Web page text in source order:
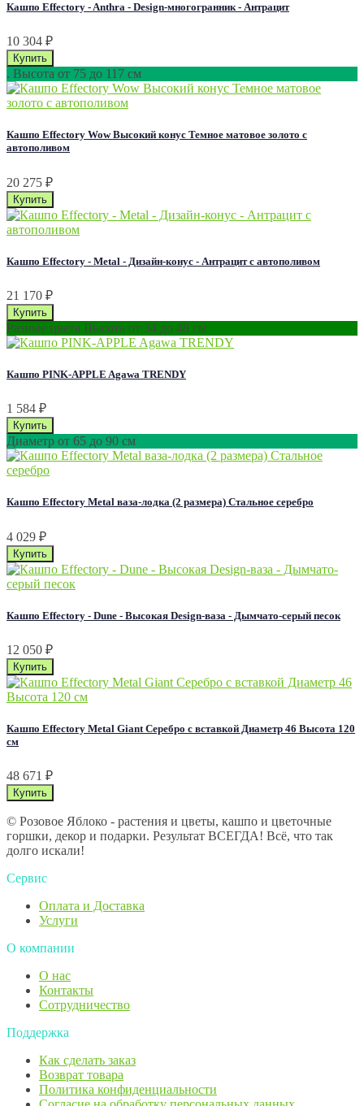
Кашпо Effectory - Anthra - Design-многогранник - Антрацит
10 304 ₽
. Высота от 75 до 117 см
Кашпо Effectory Wow Высокий конус Темное матовое золото с
автополивом
20 275 ₽
Кашпо Effectory - Metal - Дизайн-конус - Антрацит с автополивом
21 170 ₽
Разные цвета Высота от 34 до 48 см
Кашпо PINK-APPLE Agawa TRENDY
1 584 ₽
Диаметр от 65 до 90 см
Кашпо Effectory Metal ваза-лодка (2 размера) Стальное серебро
4 029 ₽
Кашпо Effectory - Dune - Высокая Design-ваза - Дымчато-серый песок
12 050 ₽
Кашпо Effectory Metal Giant Серебро с вставкой Диаметр 46 Высота 120
см
48 671 ₽
© Розовое Яблоко - растения и цветы, кашпо и цветочные
горшки, декор и подарки. Результат ВСЕГДА! Всё, что так
долго искали!
Сервис
Оплата и Доставка
Услуги
О компании
О нас
Контакты
Сотрудничество
Поддержка
Как сделать заказ
Возврат товара
Политика конфиденциальности